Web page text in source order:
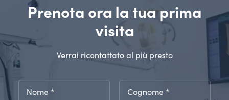
Prenota ora la tua prima
visita
Verrai ricontattato al più presto